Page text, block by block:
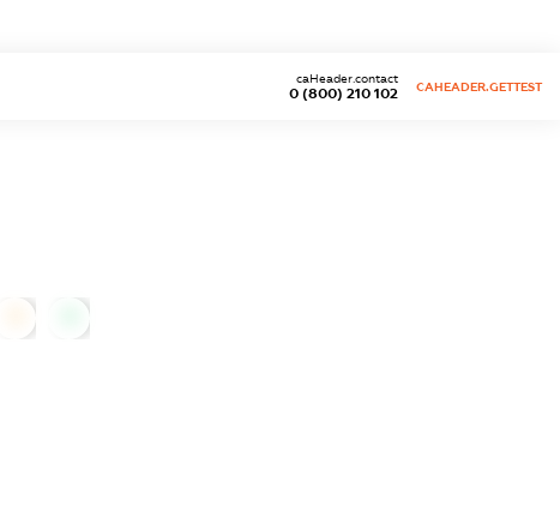
0 (800) 210 102
caHeader.contact
CAHEADER.GETTEST